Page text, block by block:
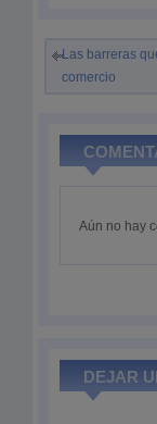
Las barreras
comercio
Aún no hay
DEJAR